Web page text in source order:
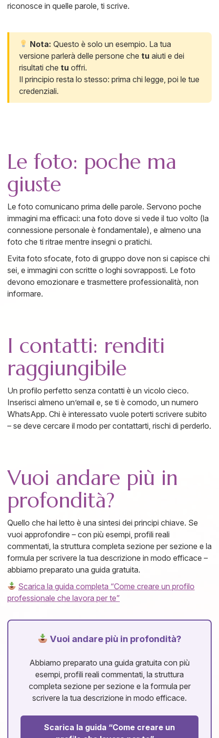
riconosce in quelle parole, ti scrive.
Nota: Questo è solo un esempio. La tua
versione parlerà delle persone che tu aiuti e dei
risultati che tu offri.
Il principio resta lo stesso: prima chi legge, poi le tue
credenziali.
Le foto: poche ma
giuste
Le foto comunicano prima delle parole. Servono poche
immagini ma efficaci: una foto dove si vede il tuo volto (la
connessione personale è fondamentale), e almeno una
foto che ti ritrae mentre insegni o pratichi.
Evita foto sfocate, foto di gruppo dove non si capisce chi
sei, e immagini con scritte o loghi sovrapposti. Le foto
devono emozionare e trasmettere professionalità, non
informare.
I contatti: renditi
raggiungibile
Un profilo perfetto senza contatti è un vicolo cieco.
Inserisci almeno un’email e, se ti è comodo, un numero
WhatsApp. Chi è interessato vuole poterti scrivere subito
– se deve cercare il modo per contattarti, rischi di perderlo.
Vuoi andare più in
profondità?
Quello che hai letto è una sintesi dei principi chiave. Se
vuoi approfondire – con più esempi, profili reali
commentati, la struttura completa sezione per sezione e la
formula per scrivere la tua descrizione in modo efficace –
abbiamo preparato una guida gratuita.
Scarica la guida completa “Come creare un profilo
professionale che lavora per te”
Vuoi andare più in profondità?
Abbiamo preparato una guida gratuita con più
esempi, profili reali commentati, la struttura
completa sezione per sezione e la formula per
scrivere la tua descrizione in modo efficace.
Scarica la guida “Come creare un